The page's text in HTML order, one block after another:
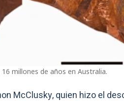
millones de años en Australia.
McClusky, quien hizo el